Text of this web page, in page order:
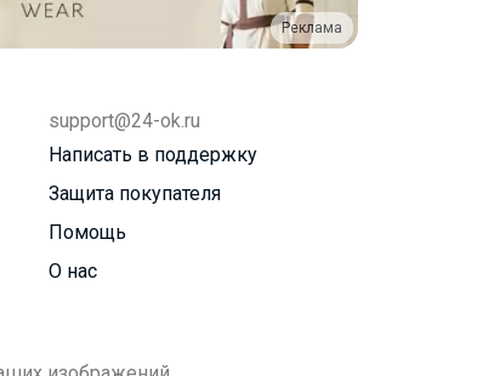
Реклама
support@24-ok.ru
Написать в поддержку
Защита покупателя
Помощь
О нас